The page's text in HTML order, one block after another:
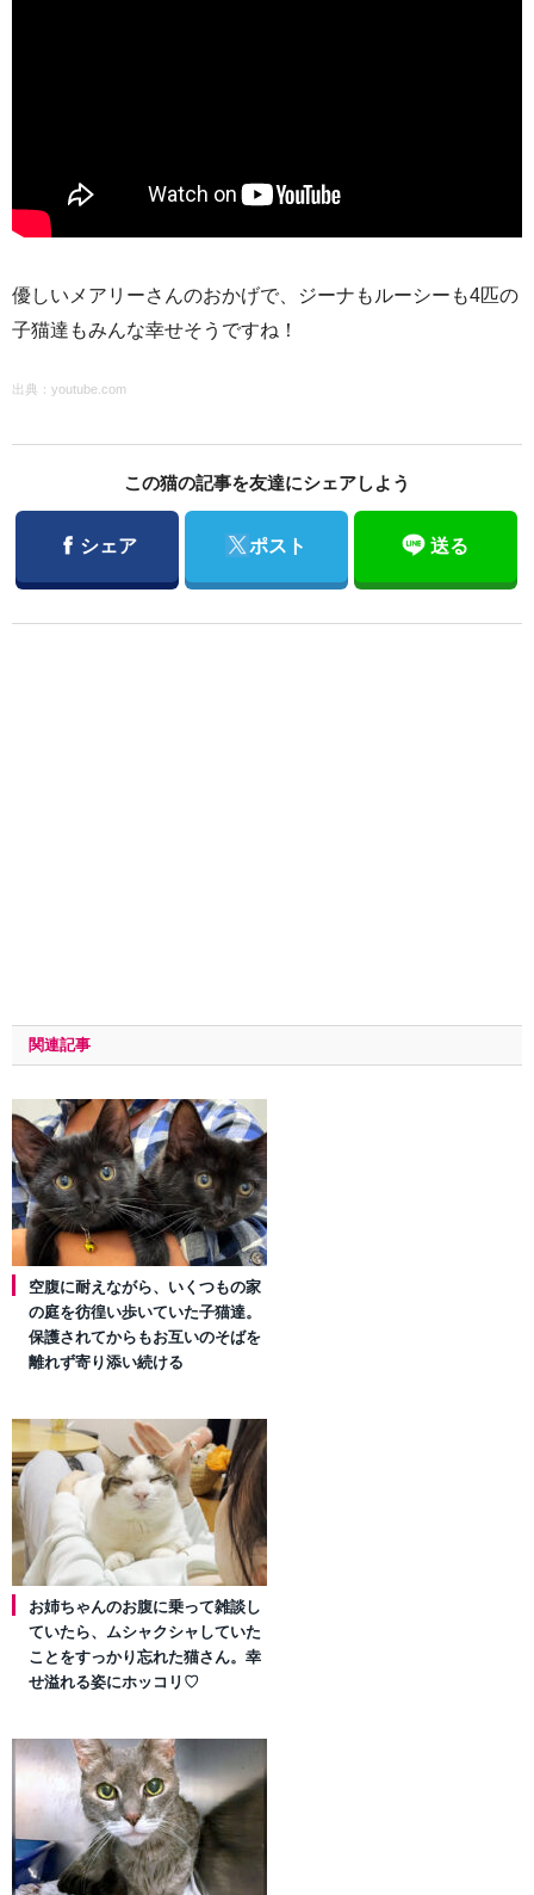
優しいメアリーさんのおかげで、ジーナもルーシーも4匹の
子猫達もみんな幸せそうですね！
出典： youtube.com
この猫の記事を友達にシェアしよう
Facebook
シェア Twitter
ポスト 送る
関連記事
空腹に耐えながら、いくつもの家
の庭を彷徨い歩いていた子猫達。
保護されてからもお互いのそばを
離れず寄り添い続ける
お姉ちゃんのお腹に乗って雑談し
ていたら、ムシャクシャしていた
ことをすっかり忘れた猫さん。幸
せ溢れる姿にホッコリ♡